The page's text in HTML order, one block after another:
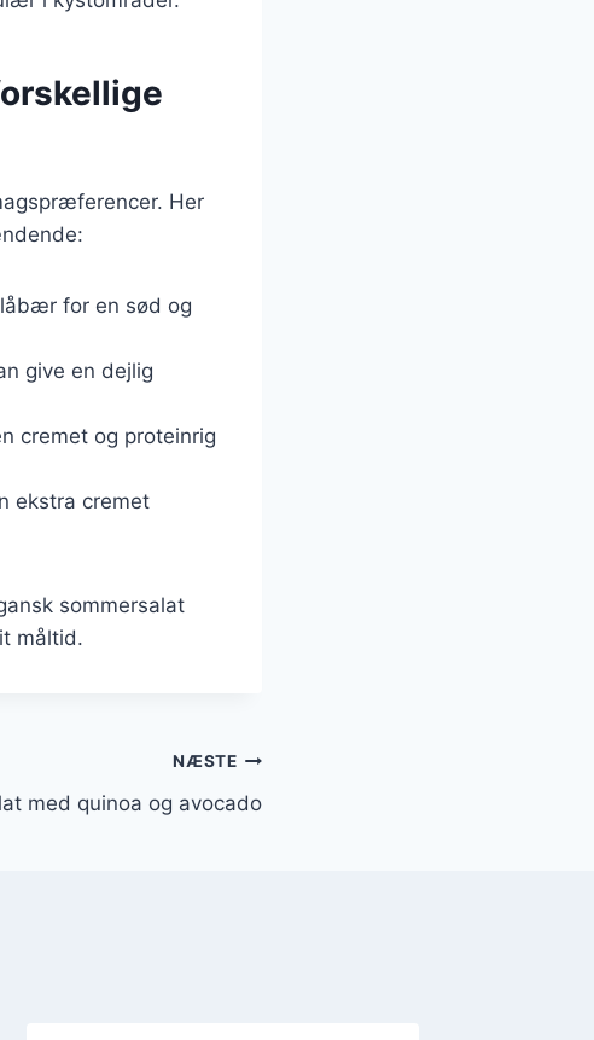
Her
for en sød og
give en dejlig
cremet og proteinrig
ekstra cremet
sommersalat
måltid.
NÆSTE
med quinoa og avocado